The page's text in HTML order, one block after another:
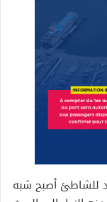
للشاطئ أصبح شبه